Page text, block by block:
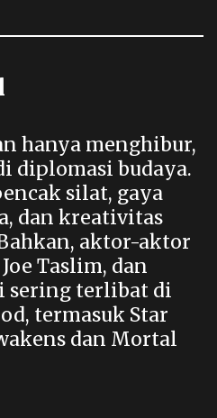
hanya menghibur,
diplomasi budaya.
silat, gaya
dan kreativitas
aktor-aktor
Taslim, dan
sering terlibat di
termasuk Star
dan Mortal